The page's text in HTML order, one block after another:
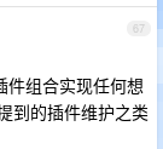
67
件组合实现任何想
到的插件维护之类